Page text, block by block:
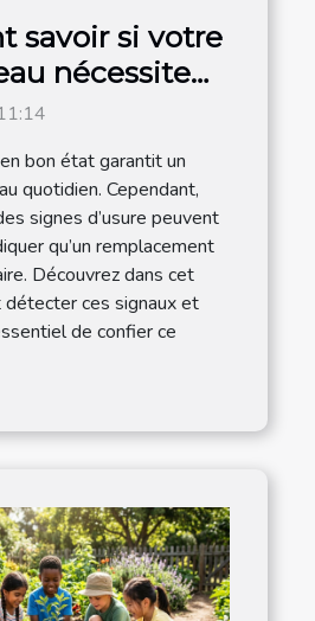
savoir si votre
nécessite
?
bon état garantit un
quotidien. Cependant,
signes d’usure peuvent
qu’un remplacement
Découvrez dans cet
ces signaux et
de confier ce